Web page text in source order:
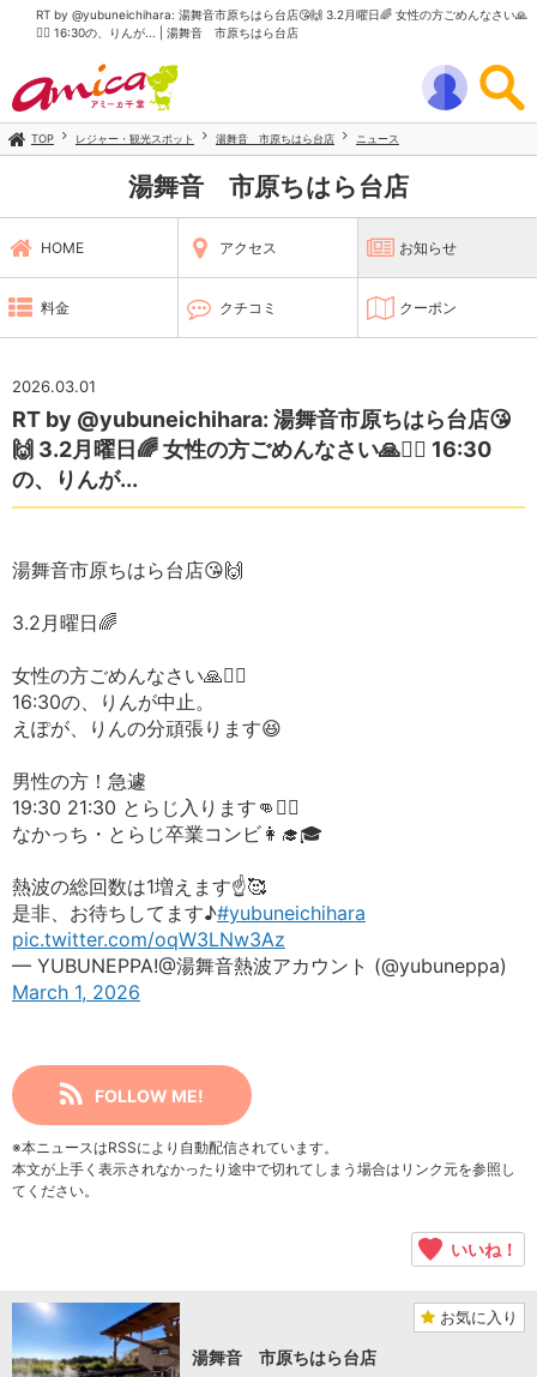
RT by @yubuneichihara: 湯舞音市原ちはら台店😘🙌 3.2月曜日🌈 女性の方ごめんなさい🙏
🙇‍♀️ 16:30の、りんが... | 湯舞音 市原ちはら台店
TOP レジャー・観光スポット 湯舞音 市原ちはら台店 ニュース
湯舞音 市原ちはら台店
HOME アクセス お知らせ
料金 クチコミ クーポン
2026.03.01
RT by @yubuneichihara: 湯舞音市原ちはら台店😘
🙌 3.2月曜日🌈 女性の方ごめんなさい🙏🙇‍♀️ 16:30
の、りんが...
湯舞音市原ちはら台店😘🙌
3.2月曜日🌈
女性の方ごめんなさい🙏🙇‍♀️
16:30の、りんが中止。
えぽが、りんの分頑張ります😆
男性の方！急遽
19:30 21:30 とらじ入ります👊❤️‍🔥
なかっち・とらじ卒業コンビ👩‍🎓🎓
熱波の総回数は1増えます☝️🥰
是非、お待ちしてます♪#yubuneichihara
pic.twitter.com/oqW3LNw3Az
— YUBUNEPPA!@湯舞音熱波アカウント (@yubuneppa)
March 1, 2026
FOLLOW ME!
※本ニュースはRSSにより自動配信されています。
本文が上手く表示されなかったり途中で切れてしまう場合はリンク元を参照し
てください。
いいね！
お気に入り
湯舞音 市原ちはら台店